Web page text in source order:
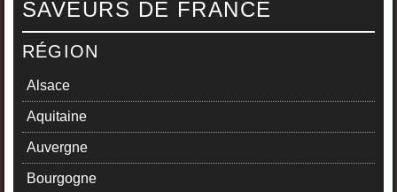
SAVEURS DE FRANCE
RÉGION
Alsace
Aquitaine
Auvergne
Bourgogne